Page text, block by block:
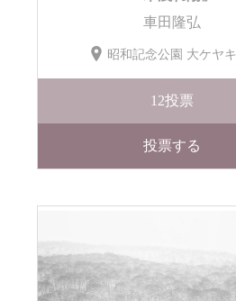
車田隆弘
昭和記念公園 大ケヤキ
12投票
投票する